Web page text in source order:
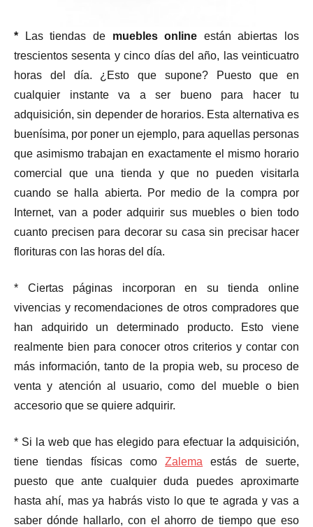
* Las tiendas demuebles online están abiertas los
trescientos sesenta y cinco días del año, las veinticuatro
horas del día. ¿Esto que supone? Puesto que en
cualquier instante va a ser bueno para hacer tu
adquisición, sin depender de horarios. Esta alternativa es
buenísima, por poner un ejemplo, para aquellas personas
que asimismo trabajan en exactamente el mismo horario
comercial que una tienda y que no pueden visitarla
cuando se halla abierta. Por medio de la compra por
Internet, van a poder adquirir sus muebles o bien todo
cuanto precisen para decorar su casa sin precisar hacer
florituras con las horas del día.
* Ciertas páginas incorporan en su tienda online
vivencias y recomendaciones de otros compradores que
han adquirido un determinado producto. Esto viene
realmente bien para conocer otros criterios y contar con
más información, tanto de la propia web, su proceso de
venta y atención al usuario, como del mueble o bien
accesorio que se quiere adquirir.
* Si la web que has elegido para efectuar la adquisición,
tiene tiendas físicas comoZalema estás de suerte,
puesto que ante cualquier duda puedes aproximarte
hasta ahí, mas ya habrás visto lo que te agrada y vas a
saber dónde hallarlo, con el ahorro de tiempo que eso